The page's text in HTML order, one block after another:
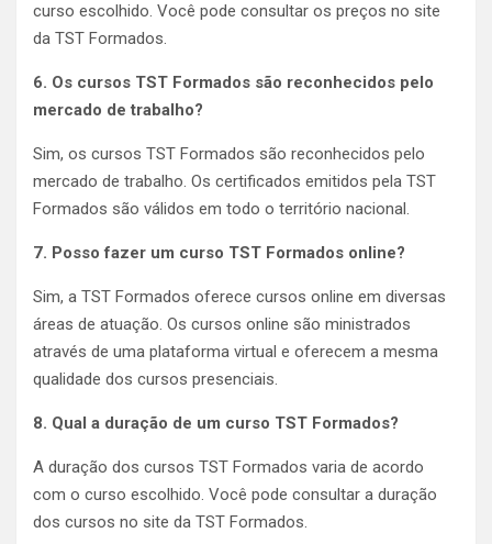
curso escolhido. Você pode consultar os preços no site
da TST Formados.
6. Os cursos TST Formados são reconhecidos pelo
mercado de trabalho?
Sim, os cursos TST Formados são reconhecidos pelo
mercado de trabalho. Os certificados emitidos pela TST
Formados são válidos em todo o território nacional.
7. Posso fazer um curso TST Formados online?
Sim, a TST Formados oferece cursos online em diversas
áreas de atuação. Os cursos online são ministrados
através de uma plataforma virtual e oferecem a mesma
qualidade dos cursos presenciais.
8. Qual a duração de um curso TST Formados?
A duração dos cursos TST Formados varia de acordo
com o curso escolhido. Você pode consultar a duração
dos cursos no site da TST Formados.